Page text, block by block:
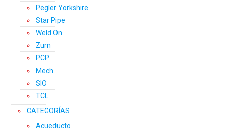
Pegler Yorkshire
Star Pipe
Weld On
Zurn
PCP
Mech
SIO
TCL
CATEGORÍAS
Acueducto